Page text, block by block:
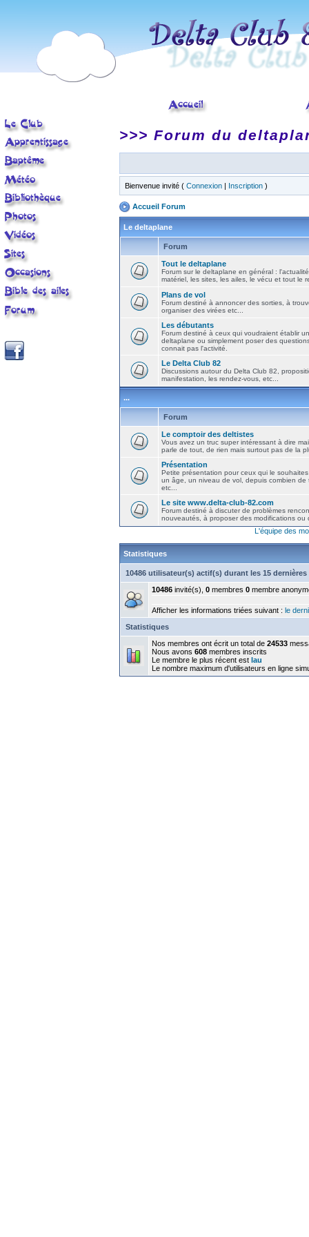
>>> Forum du
Bienvenue invité ( Connexion | Inscription )
Accueil Forum
Le deltaplane
Forum
Tout le deltaplane
Forum sur le deltaplane en général :
matériel, les sites, les ailes, le vécu et tout le
Plans de vol
Forum destiné à annoncer des sorties, à
organiser des virées etc...
Les débutants
Forum destiné à ceux qui voudraient établir
deltaplane ou simplement poser des
connait pas l'activité.
Le Delta Club 82
Discussions autour du Delta Club 82,
manifestation, les rendez-vous, etc...
...
Forum
Le comptoir des deltistes
Vous avez un truc super intéressant à dire
parle de tout, de rien mais surtout pas de la
Présentation
Petite présentation pour ceux qui le
un âge, un niveau de vol, depuis combien de
etc...
Le site www.delta-club-82.com
Forum destiné à discuter de problèmes
nouveautés, à proposer des modifications ou
L'équipe des
Statistiques
10486 utilisateur(s) actif(s) durant les 15
10486 invité(s), 0 membres 0 membre
Afficher les informations triées suivant : le
Statistiques
Nos membres ont écrit un total de 24533
Nous avons 608 membres inscrits
Le membre le plus récent est lau
Le nombre maximum d'utilisateurs en ligne